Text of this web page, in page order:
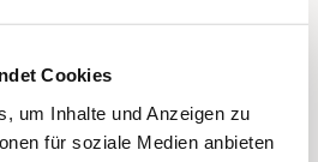
Cookies
um Inhalte und Anzeigen zu
für soziale Medien anbieten